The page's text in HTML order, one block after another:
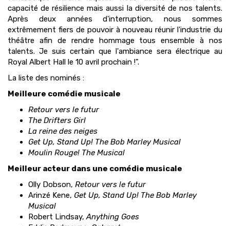
capacité de résilience mais aussi la diversité de nos talents.
Après deux années d'interruption, nous sommes
extrêmement fiers de pouvoir à nouveau réunir l'industrie du
théâtre afin de rendre hommage tous ensemble à nos
talents. Je suis certain que l'ambiance sera électrique au
Royal Albert Hall le 10 avril prochain !".
La liste des nominés :
Meilleure comédie musicale
Retour vers le futur
The Drifters Girl
La reine des neiges
Get Up, Stand Up! The Bob Marley Musical
Moulin Rouge! The Musical
Meilleur acteur dans une comédie musicale
Olly Dobson, Retour vers le futur
Arinzé Kene, Get Up, Stand Up! The Bob Marley
Musical
Robert Lindsay,Anything Goes